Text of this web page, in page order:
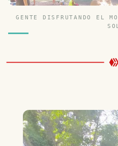
GENTE DISFRUTANDO EL
SOL